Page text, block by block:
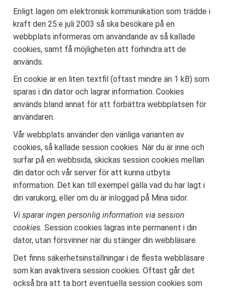
Enligt lagen om elektronisk kommunikation som trädde i
kraft den 25:e juli 2003 så ska besökare på en
webbplats informeras om användande av så kallade
cookies, samt få möjligheten att förhindra att de
används.
En cookie är en liten textfil (oftast mindre än 1 kB) som
sparas i din dator och lagrar information. Cookies
används bland annat för att förbättra webbplatsen för
användaren.
Vår webbplats använder den vänliga varianten av
cookies, så kallade session cookies. När du är inne och
surfar på en webbsida, skickas session cookies mellan
din dator och vår server för att kunna utbyta
information. Det kan till exempel gälla vad du har lagt i
din varukorg, eller om du är inloggad på Mina sidor.
Vi sparar ingen personlig information via session
cookies. Session cookies lagras inte permanent i din
dator, utan försvinner när du stänger din webbläsare.
Det finns säkerhetsinställningar i de flesta webbläsare
som kan avaktivera session cookies. Oftast går det
också bra att ta bort eventuella session cookies som